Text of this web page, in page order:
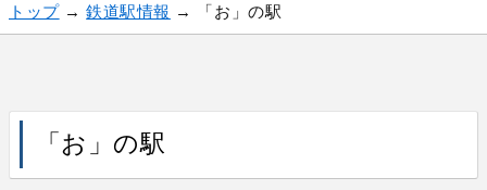
トップ→鉄道駅情報 → 「お」の駅
「お」の駅